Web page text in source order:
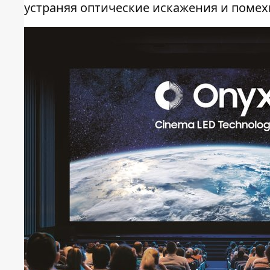
устраняя оптические искажения и